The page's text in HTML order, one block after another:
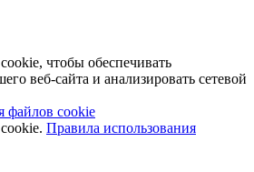
чтобы обеспечивать
веб-сайта и анализировать сетевой
файлов cookie
Правила использования